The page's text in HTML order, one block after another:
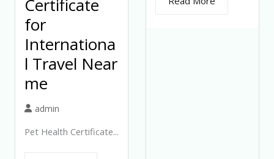
Certificate
for
Internationa
l Travel Near
me
admin
Pet Health Certificate...